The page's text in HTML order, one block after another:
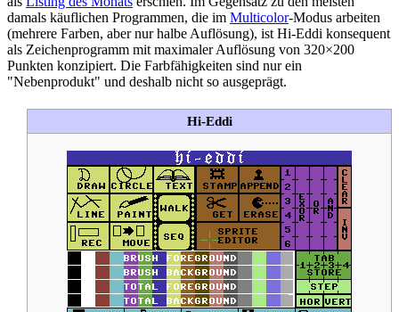
damals käuflichen Programmen, die im Multicolor-Modus arbeiten
(mehrere Farben, aber nur halbe Auflösung), ist Hi-Eddi konsequent
als Zeichenprogramm mit maximaler Auflösung von 320×200
Punkten konzipiert. Die Farbfähigkeiten sind nur ein
"Nebenprodukt" und deshalb nicht so ausgeprägt.
Hi-Eddi